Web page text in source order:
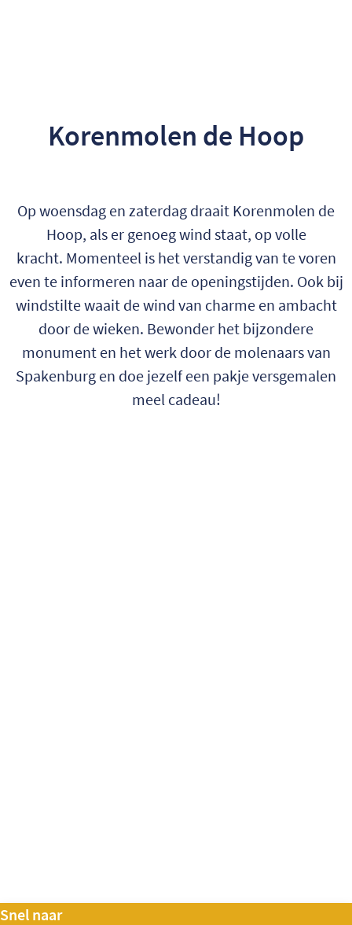
Korenmolen de Hoop
Op woensdag en zaterdag draait Korenmolen de
Hoop, als er genoeg wind staat, op volle
kracht. Momenteel is het verstandig van te voren
even te informeren naar de openingstijden. Ook bij
windstilte waait de wind van charme en ambacht
door de wieken. Bewonder het bijzondere
monument en het werk door de molenaars van
Spakenburg en doe jezelf een pakje versgemalen
meel cadeau!
Snel naar